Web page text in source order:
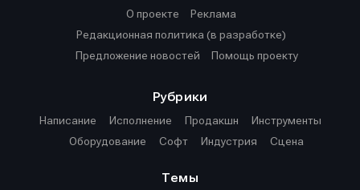
О проекте
Реклама
Редакционная политика (в разработке)
Предложение новостей
Помощь проекту
Рубрики
Написание
Исполнение Продакшн
Инструменты
Оборудование
Софт Индустрия Сцена
Темы